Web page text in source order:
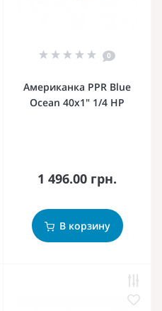
0
Американка PPR Blue
Ocean 40х1" 1/4 НР
1 496.00 грн.
В корзину